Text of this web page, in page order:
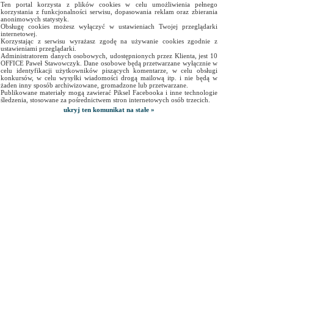
Ten portal korzysta z plików cookies w celu umożliwienia pełnego
korzystania z funkcjonalności serwisu, dopasowania reklam oraz zbierania
anonimowych statystyk.
Obsługę cookies możesz wyłączyć w ustawieniach Twojej przeglądarki
internetowej.
Korzystając z serwisu wyrażasz zgodę na używanie cookies zgodnie z
ustawieniami przeglądarki.
Administratorem danych osobowych, udostępnionych przez Klienta, jest 10
OFFICE Paweł Stawowczyk. Dane osobowe będą przetwarzane wyłącznie w
celu identyfikacji użytkowników piszących komentarze, w celu obsługi
konkursów, w celu wysyłki wiadomości drogą mailową itp. i nie będą w
żaden inny sposób archiwizowane, gromadzone lub przetwarzane.
Publikowane materiały mogą zawierać Piksel Facebooka i inne technologie
śledzenia, stosowane za pośrednictwem stron internetowych osób trzecich.
ukryj ten komunikat na stałe »